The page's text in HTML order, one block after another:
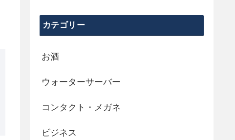
カテゴリー
お酒
ウォーターサーバー
コンタクト・メガネ
ビジネス